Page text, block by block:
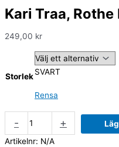
Kari Traa,
249,00 kr
StorlekSVART
Rensa
- +
Artikelnr: N/A